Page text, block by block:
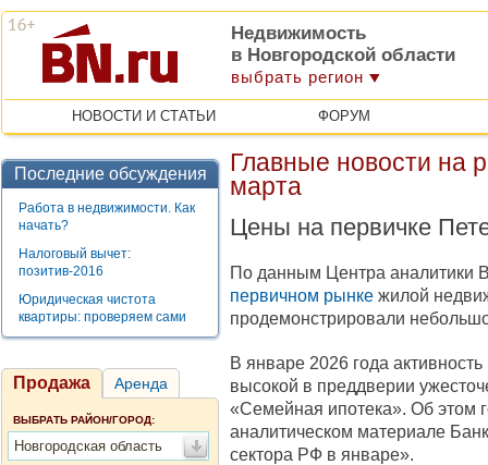
Недвижимость
в Новгородской области
выбрать регион
НОВОСТИ И СТАТЬИ ФОРУМ
Последние обсуждения
Работа в недвижимости. Как
начать?
Налоговый вычет:
позитив-2016
Юридическая чистота
квартиры: проверяем сами
Продажа Аренда
ВЫБРАТЬ РАЙОН/ГОРОД:
Новгородская область
Главные новости на
марта
Цены на первичке
По данным Центра аналитики
первичном рынке жилой
продемонстрировали
В январе 2026 года активность
высокой в преддверии
«Семейная ипотека». Об этом
аналитическом материале
сектора РФ в январе».